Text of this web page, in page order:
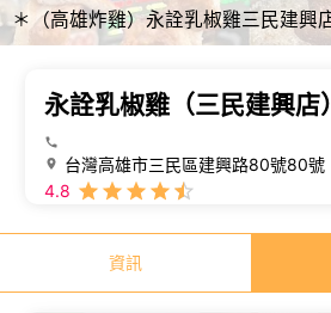
永詮乳椒雞（三民建興店）
台灣高雄市三民區建興路80號80號
4.8
資訊